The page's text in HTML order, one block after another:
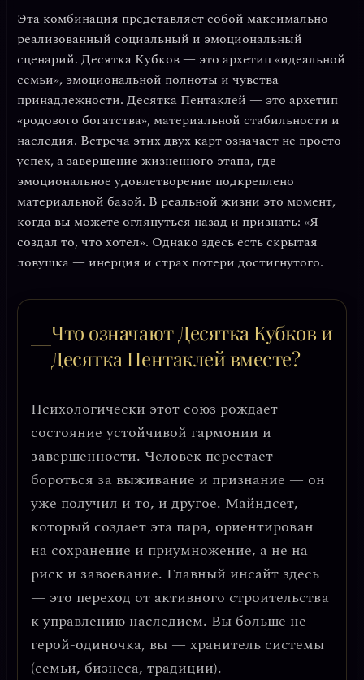
Эта комбинация представляет собой максимально
реализованный социальный и эмоциональный
сценарий. Десятка Кубков — это архетип «идеальной
семьи», эмоциональной полноты и чувства
принадлежности. Десятка Пентаклей — это архетип
«родового богатства», материальной стабильности и
наследия. Встреча этих двух карт означает не просто
успех, а завершение жизненного этапа, где
эмоциональное удовлетворение подкреплено
материальной базой. В реальной жизни это момент,
когда вы можете оглянуться назад и признать: «Я
создал то, что хотел». Однако здесь есть скрытая
ловушка — инерция и страх потери достигнутого.
Что означают Десятка Кубков и
Десятка Пентаклей вместе?
Психологически этот союз рождает
состояниеустойчивой гармонии и
завершенности. Человек перестает
бороться за выживание и признание — он
уже получил и то, и другое. Майндсет,
который создает эта пара, ориентирован
на сохранение и приумножение, а не на
риск и завоевание. Главный инсайт здесь
— это переход от активного строительства
к управлению наследием. Вы больше не
герой-одиночка, вы — хранитель системы
(семьи, бизнеса, традиции).